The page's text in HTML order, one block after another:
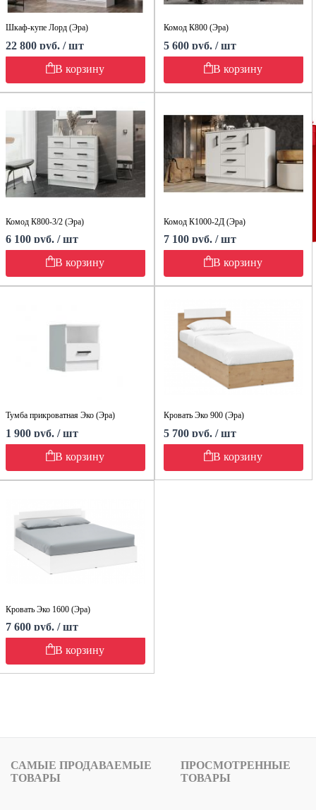
Шкаф-купе Лорд (Эра)
22 800 руб. / шт
В корзину
Комод К800 (Эра)
5 600 руб. / шт
В корзину
Комод К800-3/2 (Эра)
6 100 руб. / шт
В корзину
Комод К1000-2Д (Эра)
7 100 руб. / шт
В корзину
Тумба прикроватная Эко (Эра)
1 900 руб. / шт
В корзину
Кровать Эко 900 (Эра)
5 700 руб. / шт
В корзину
Кровать Эко 1600 (Эра)
7 600 руб. / шт
В корзину
САМЫЕ ПРОДАВАЕМЫЕ
ТОВАРЫ
ПРОСМОТРЕННЫЕ
ТОВАРЫ